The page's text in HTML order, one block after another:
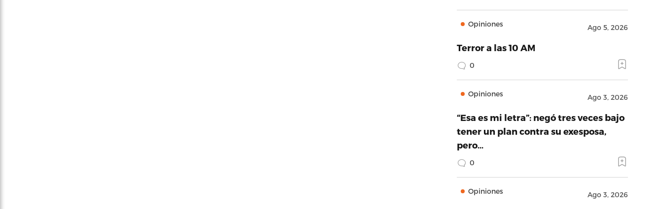
Opiniones Ago 5, 2026
Terror a las 10 AM
0
Opiniones Ago 3, 2026
“Esa es mi letra”: negó tres veces bajo
tener un plan contra su exesposa,
pero…
0
Opiniones Ago 3, 2026